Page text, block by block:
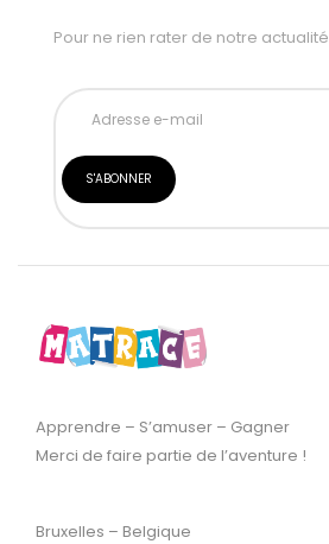
Pour ne rien rater de notre actualité
Apprendre – S’amuser – Gagner
Merci de faire partie de l’aventure !
Bruxelles – Belgique